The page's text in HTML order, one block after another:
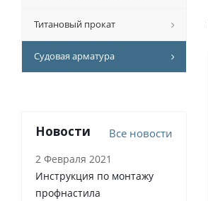
Титановый прокат
Судовая арматура
Новости Все новости
2 Февраля 2021
Инструкция по монтажу
профнастила